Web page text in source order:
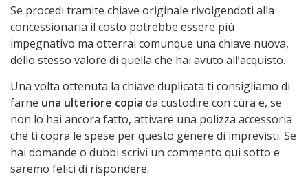
Se procedi tramite chiave originale rivolgendoti alla
concessionaria il costo potrebbe essere più
impegnativo ma otterrai comunque una chiave nuova,
dello stesso valore di quella che hai avuto all’acquisto.
Una volta ottenuta la chiave duplicata ti consigliamo di
farne una ulteriore copia da custodire con cura e, se
non lo hai ancora fatto, attivare una polizza accessoria
che ti copra le spese per questo genere di imprevisti. Se
hai domande o dubbi scrivi un commento qui sotto e
saremo felici di rispondere.